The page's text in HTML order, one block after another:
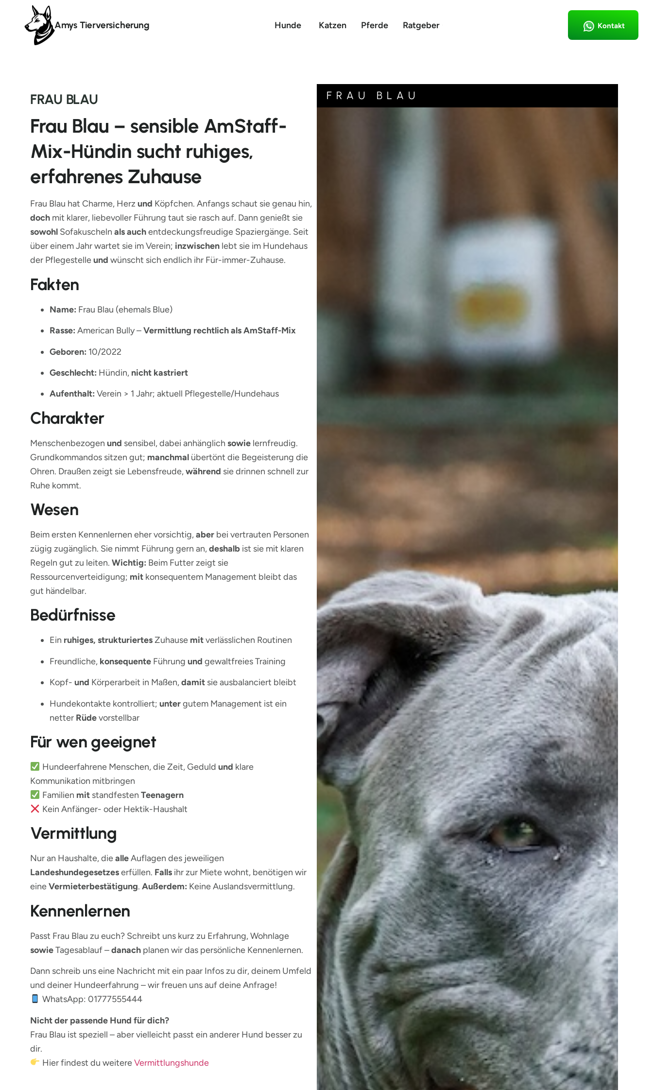
Amys Tierversicherung Hunde Katzen Pferde Ratgeber Kontakt
FRAU BLAU
Frau Blau – sensible AmStaff-
Mix-Hündin sucht ruhiges,
erfahrenes Zuhause
Frau Blau hat Charme, Herz und Köpfchen. Anfangs schaut sie genau hin,
doch mit klarer, liebevoller Führung taut sie rasch auf. Dann genießt sie
sowohl Sofakuscheln als auchentdeckungsfreudige Spaziergänge. Seit
über einem Jahr wartet sie im Verein; inzwischen lebt sie im Hundehaus
der Pflegestelleund wünscht sich endlich ihr Für-immer-Zuhause.
Fakten
Name: Frau Blau (ehemals Blue)
Rasse: American Bully –Vermittlung rechtlich als AmStaff-Mix
Geboren: 10/2022
Geschlecht: Hündin, nicht kastriert
Aufenthalt: Verein > 1 Jahr; aktuell Pflegestelle/Hundehaus
Charakter
Menschenbezogen und sensibel, dabei anhänglich sowie lernfreudig.
Grundkommandos sitzen gut; manchmal übertönt die Begeisterung die
Ohren. Draußen zeigt sie Lebensfreude,während sie drinnen schnell zur
Ruhe kommt.
Wesen
Beim ersten Kennenlernen eher vorsichtig,aber bei vertrauten Personen
zügig zugänglich. Sie nimmt Führung gern an,deshalb ist sie mit klaren
Regeln gut zu leiten. Wichtig: Beim Futter zeigt sie
Ressourcenverteidigung; mit konsequentem Management bleibt das
gut händelbar.
Bedürfnisse
Ein ruhiges, strukturiertesZuhause mitverlässlichen Routinen
Freundliche, konsequente Führung und gewaltfreies Training
Kopf- und Körperarbeit in Maßen,damit sie ausbalanciert bleibt
Hundekontakte kontrolliert; untergutem Management ist ein
netter Rüdevorstellbar
Für wen geeignet
Hundeerfahrene Menschen, die Zeit, Geduld und klare
Kommunikation mitbringen
Familien mitstandfesten Teenagern
Kein Anfänger- oder Hektik-Haushalt
Vermittlung
Nur an Haushalte, diealleAuflagen des jeweiligen
Landeshundegesetzeserfüllen. Falls ihr zur Miete wohnt, benötigen wir
eineVermieterbestätigung. Außerdem: Keine Auslandsvermittlung.
Kennenlernen
Passt Frau Blau zu euch? Schreibt uns kurz zu Erfahrung, Wohnlage
sowieTagesablauf –danach planen wir das persönliche Kennenlernen.
Dann schreib uns eine Nachricht mit ein paar Infos zu dir, deinem Umfeld
und deiner Hundeerfahrung – wir freuen uns auf deine Anfrage!
WhatsApp: 01777555444
Nicht der passende Hund für dich?
Frau Blau ist speziell – aber vielleicht passt ein anderer Hund besser zu
dir.
Hier findest du weitereVermittlungshunde
FRAU BLAU